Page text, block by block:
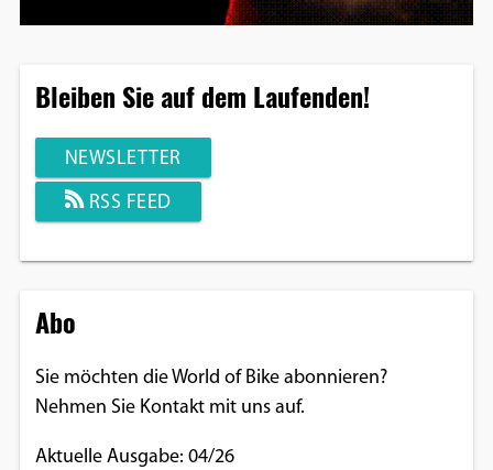
Bleiben Sie auf dem Laufenden!
NEWSLETTER
RSS FEED
Abo
Sie möchten die World of Bike abonnieren?
Nehmen Sie Kontakt mit uns auf.
Aktuelle Ausgabe: 04/26